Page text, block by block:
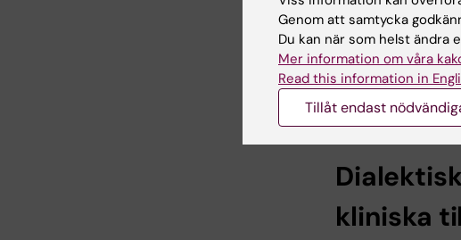
teoretisk och
patientarbete.
områden inom
medicinska,
Vid frågor,
kliniska
Genom att samtycka
Du kan när som helst ändra
Mer information om våra
Read this information in
Tillåt endast